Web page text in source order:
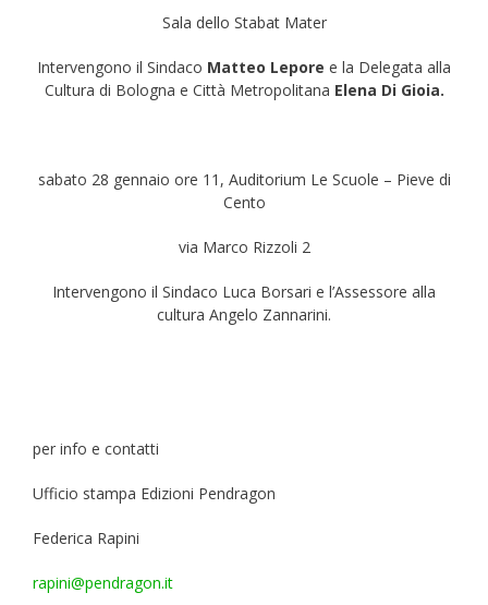
Sala dello Stabat Mater
Intervengono il Sindaco Matteo Lepore e la Delegata alla
Cultura di Bologna e Città Metropolitana Elena Di Gioia.
sabato 28 gennaio ore 11, Auditorium Le Scuole – Pieve di
Cento
via Marco Rizzoli 2
Intervengono il Sindaco Luca Borsari e l’Assessore alla
cultura Angelo Zannarini.
per info e contatti
Ufficio stampa Edizioni Pendragon
Federica Rapini
rapini@pendragon.it